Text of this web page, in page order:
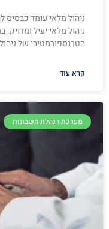
ניהול מלאי עומד
ניהול מלאי יעיל
הטרנספורמטיבי של
קרא עוד
מערכת הנהלת חשבונות